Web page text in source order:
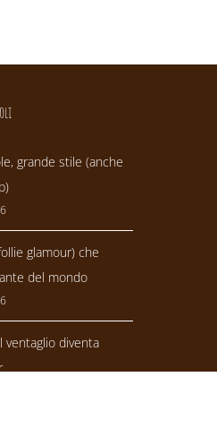
grande stile (anche
glamour) che
del mondo
ventaglio diventa